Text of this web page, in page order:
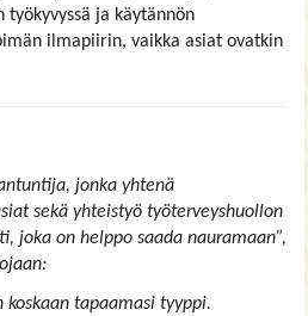
ja käytännön
ilmapiirin, vaikka asiat ovatkin
jonka yhtenä
sekä yhteistyö työterveyshuollon
joka on helppo saada nauramaan”,
tapaamasi tyyppi.